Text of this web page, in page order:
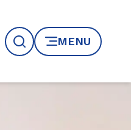
RechercheMENU